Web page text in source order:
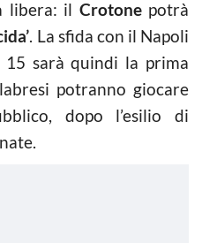
libera: il Crotonepotrà
. La sfida con il Napoli
sarà quindi la prima
potranno giocare
dopo l’esilio di